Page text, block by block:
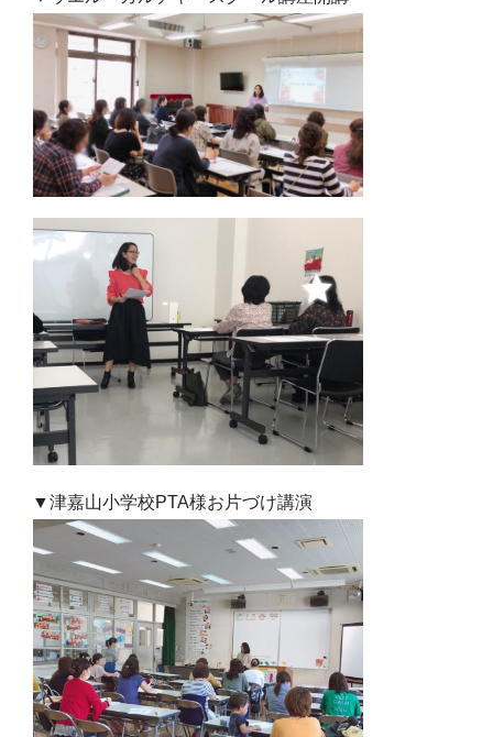
▼津嘉山小学校PTA様お片づけ講演